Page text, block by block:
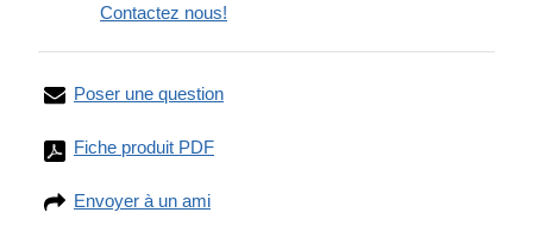
Contactez nous!
Poser une question
Fiche produit PDF
Envoyer à un ami